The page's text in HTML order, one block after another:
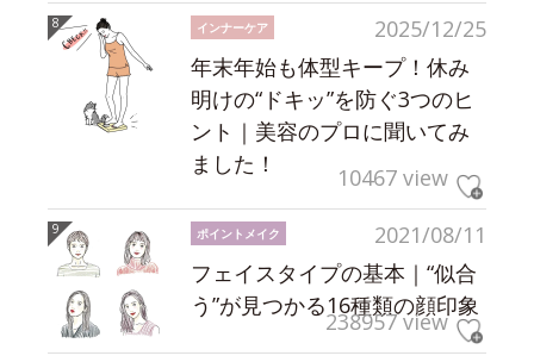
2025/12/25
インナーケア
年末年始も体型キープ！休み
明けの“ドキッ”を防ぐ3つのヒ
ント｜美容のプロに聞いてみ
ました！
10467 view
2021/08/11
ポイントメイク
フェイスタイプの基本｜“似合
う”が見つかる16種類の顔印象
238957 view